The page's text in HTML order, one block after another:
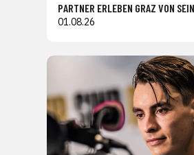
PARTNER ERLEBEN GRAZ VON
01.08.26